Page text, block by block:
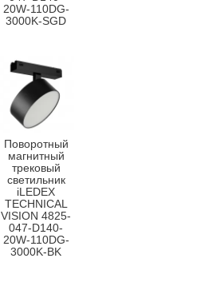
20W-110DG-
3000K-SGD
Поворотный
магнитный
трековый
светильник
iLEDEX
TECHNICAL
VISION 4825-
047-D140-
20W-110DG-
3000K-BK